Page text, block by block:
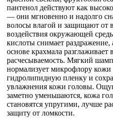
пантенол действуют как
— они мгновенно и надолго
волосы влагой и защищают от
воздействия окружающей
кислоты снимает
основе крахмала
расчесываемость. Мягкий
нормализует микрофлору кожи
гидролипидную пленку и
увлажнения кожи головы.
заметно уменьшаются, кожа
становятся упругими, лучше
защиту от ломкости.